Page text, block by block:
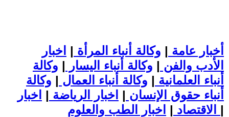
أخبار عامة | وكالة أنباء المرأة | اخبار
الأدب والفن | وكالة أنباء اليسار | وكالة
أنباء العلمانية | وكالة أنباء العمال | وكالة
أنباء حقوق الإنسان | اخبار الرياضة | اخبار
الاقتصاد | |